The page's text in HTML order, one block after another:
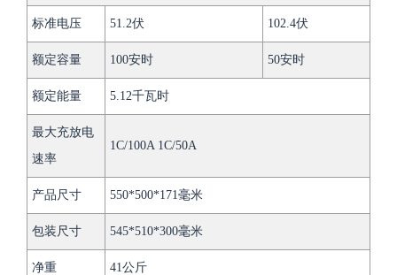
标准电压 51.2伏 102.4伏
额定容量 100安时 50安时
额定能量 5.12千瓦时
最大充放电
速率
1C/100A 1C/50A
产品尺寸 550*500*171毫米
包装尺寸 545*510*300毫米
净重 41公斤